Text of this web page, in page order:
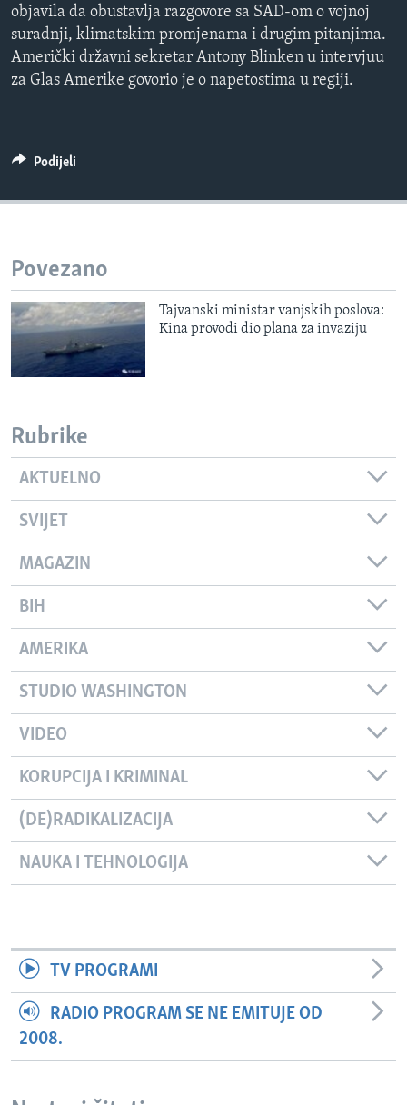
PRATITE NAS
objavila da obustavlja razgovore sa SAD-om o vojnoj
suradnji, klimatskim promjenama i drugim pitanjima.
Američki državni sekretar Antony Blinken u intervjuu
za Glas Amerike govorio je o napetostima u regiji.
Podijeli
Povezano
Tajvanski ministar vanjskih poslova:
Kina provodi dio plana za invaziju
Rubrike
AKTUELNO
SVIJET
MAGAZIN
BIH
AMERIKA
STUDIO WASHINGTON
VIDEO
KORUPCIJA I KRIMINAL
(DE)RADIKALIZACIJA
NAUKA I TEHNOLOGIJA
TV PROGRAMI
RADIO PROGRAM SE NE EMITUJE OD
2008.